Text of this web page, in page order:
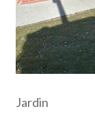
Jardin